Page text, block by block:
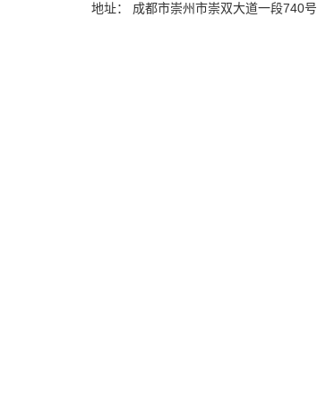
地址： 成都市崇州市崇双大道一段740号